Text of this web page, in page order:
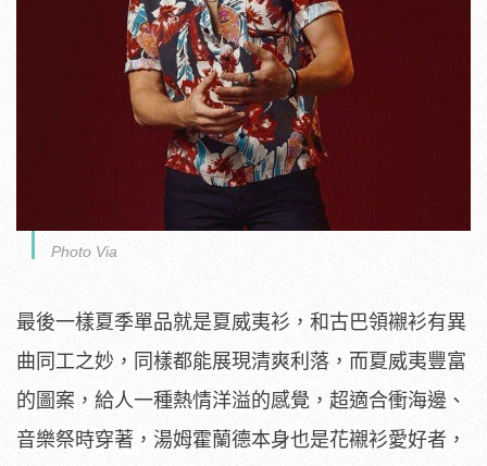
Photo Via
最後一樣夏季單品就是夏威夷衫，和古巴領襯衫有異
曲同工之妙，同樣都能展現清爽利落，而夏威夷豐富
的圖案，給人一種熱情洋溢的感覺，超適合衝海邊、
音樂祭時穿著，湯姆霍蘭德本身也是花襯衫愛好者，